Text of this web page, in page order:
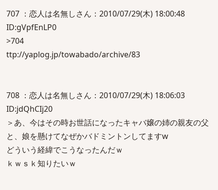
707 ：恋人は名無しさん：2010/07/29(木) 18:00:48
ID:gVpfEnLP0
>704
ttp://yaplog.jp/towabado/archive/83
708 ：恋人は名無しさん：2010/07/29(木) 18:06:03
ID:jdQhCIj20
＞あ、今はその時お世話になったキャバ嬢の姉の親友の父
と、娘を懸けてなぜかバドミントンしてますw
どういう経緯でこうなったんだｗ
ｋｗｓｋ知りたいｗ